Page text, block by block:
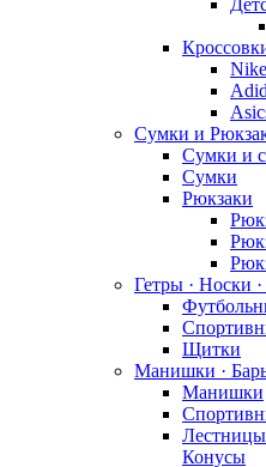
Nike
Сумки и
Сумки и
Сумки
Рюкзаки
Гетры · Носки
Щитки
Манишки ·
Манишки
Конусы